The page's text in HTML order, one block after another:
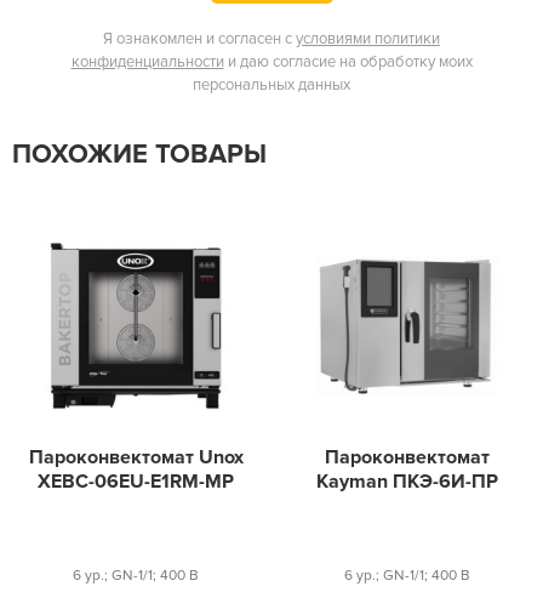
Я ознакомлен и согласен сусловиями политики
конфиденциальности и даю согласие на обработку моих
персональных данных
ПОХОЖИЕ ТОВАРЫ
Пароконвектомат Unox
XEBC-06EU-E1RM-MP
6 ур.; GN-1/1; 400 В
Пароконвектомат
Kayman ПКЭ-6И-ПР
6 ур.; GN-1/1; 400 В